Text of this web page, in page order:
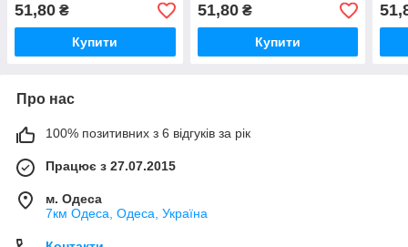
51,80 ₴
Купити
51,80₴
Купити
Про нас
100% позитивних з 6 відгуків за рік
Працює з 27.07.2015
м. Одеса
7км Одеса, Одеса, Україна